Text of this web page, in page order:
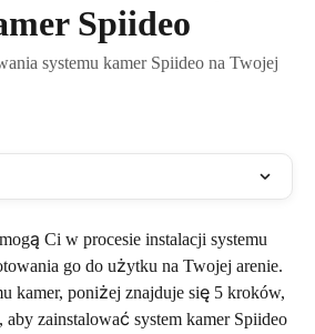
Spiideo
systemu kamer Spiideo na Twojej
Ci w procesie instalacji systemu
go do użytku na Twojej arenie.
kamer, poniżej znajduje się 5 kroków,
zainstalować system kamer Spiideo